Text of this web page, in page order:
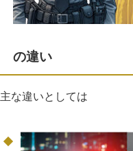
の違い
主な違いとしては